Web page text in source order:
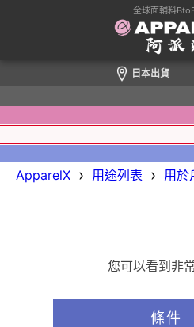
全球面輔料
日本出貨
ApparelX › 用途列表 › 用於
您可以看到非
條件